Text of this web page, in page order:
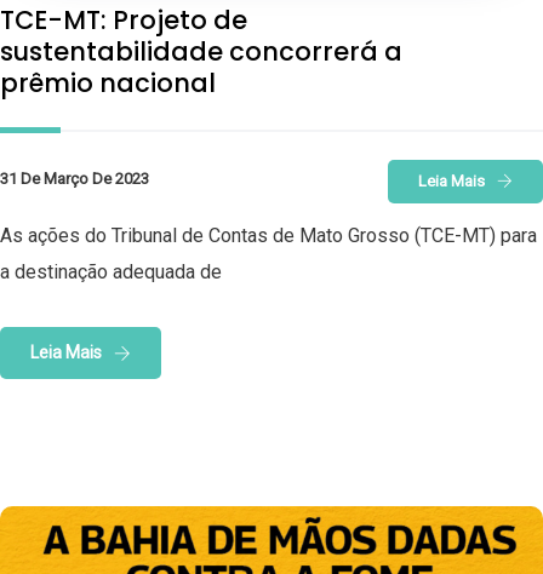
TCE-MT: Projeto de
sustentabilidade concorrerá a
prêmio nacional
31 De Março De 2023 Leia Mais
As ações do Tribunal de Contas de Mato Grosso (TCE-MT) para
a destinação adequada de
Leia Mais